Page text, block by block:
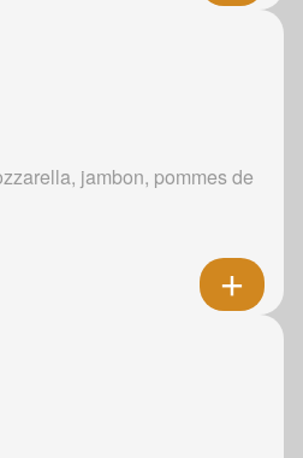
jambon, pommes de